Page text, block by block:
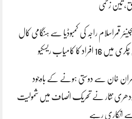
تین زخمی
قمراسلام راجہ کی کمبوڈیا سے ہنگامی کال
میں 16 افراد کا کامیاب ریسکیو
خان سے دوستی ہونے کے باوجود
نثار نے تحریک انصاف میں شمولیت
سے انکاری رہے